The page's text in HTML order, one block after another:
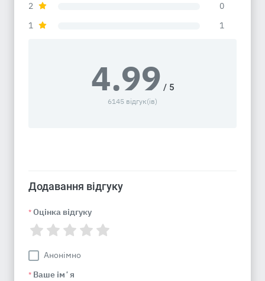
2
0
1
1
4.99 / 5
6145 відгук(ів)
Додавання відгуку
* Оцінка відгуку
Анонімно
* Ваше імʼя